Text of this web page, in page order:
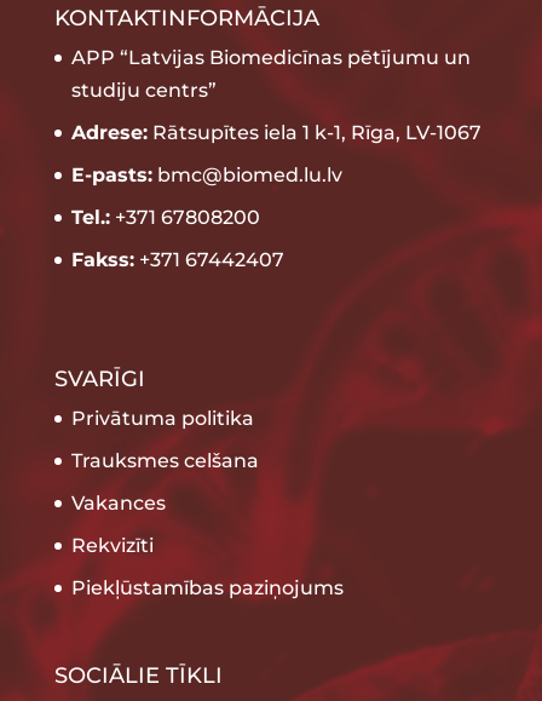
KONTAKTINFORMĀCIJA
APP “Latvijas Biomedicīnas pētījumu un
studiju centrs”
Adrese:Rātsupītes iela 1 k-1, Rīga, LV-1067
E-pasts:bmc@biomed.lu.lv
Tel.:+371 67808200
Fakss:+371 67442407
SVARĪGI
Privātuma politika
Trauksmes celšana
Vakances
Rekvizīti
Piekļūstamības paziņojums
SOCIĀLIE TĪKLI